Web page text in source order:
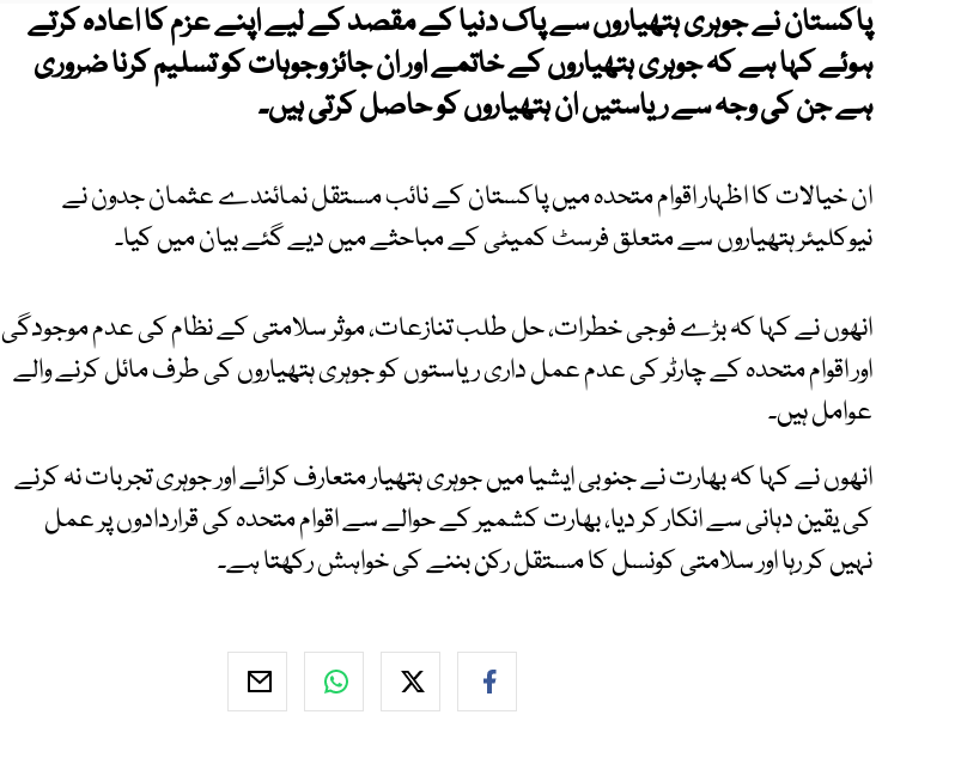
پاکستان نے جوہری ہتھیاروں سے پاک دنیا کے مقصد کے لیے اپنے عزم کا اعادہ کرتے
ہوئے کہا ہے کہ جوہری ہتھیاروں کے خاتمے اور ان جائز وجوہات کو تسلیم کرنا ضروری
ہے جن کی وجہ سے ریاستیں ان ہتھیاروں کو حاصل کرتی ہیں۔
ان خیالات کا اظہار اقوام متحدہ میں پاکستان کے نائب مستقل نمائندے عثمان جدون نے
نیوکلیئر ہتھیاروں سے متعلق فرسٹ کمیٹی کے مباحثے میں دیے گئے بیان میں کیا۔
انھوں نے کہا کہ بڑے فوجی خطرات، حل طلب تنازعات، موثر سلامتی کے نظام کی عدم موجودگی
اور اقوام متحدہ کے چارٹر کی عدم عمل داری ریاستوں کو جوہری ہتھیاروں کی طرف مائل کرنے والے
عوامل ہیں۔
انھوں نے کہا کہ بھارت نے جنوبی ایشیا میں جوہری ہتھیار متعارف کرائے اور جوہری تجربات نہ کرنے
کی یقین دہانی سے انکار کر دیا، بھارت کشمیر کے حوالے سے اقوام متحدہ کی قراردادوں پر عمل
نہیں کر رہا اور سلامتی کونسل کا مستقل رکن بننے کی خواہش رکھتا ہے۔